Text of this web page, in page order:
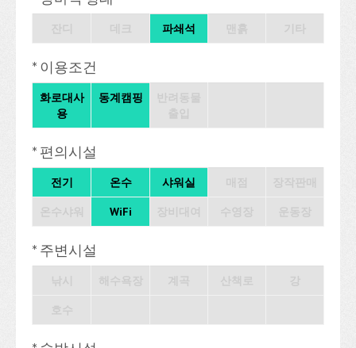
파쇄석
* 이용조건
화로대사
용
동계캠핑
* 편의시설
전기 온수 샤워실
WiFi
* 주변시설